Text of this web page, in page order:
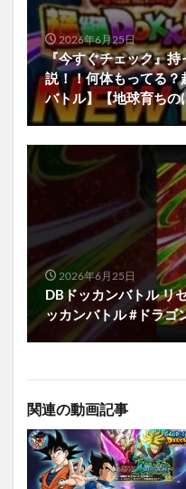
2026年6月25日
『今すぐチェック』
説！！何体もってる？
バトル】【地球育ちの
2026年6月25日
DBドッカンバトル リ
ッカンバトル #ドラゴ
関連の動画記事